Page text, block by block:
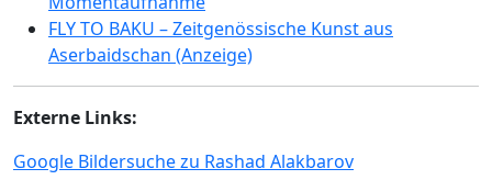
FLY TO BAKU – Zeitgenössische Kunst aus
Aserbaidschan (Anzeige)
Externe Links:
Google Bildersuche zu Rashad Alakbarov